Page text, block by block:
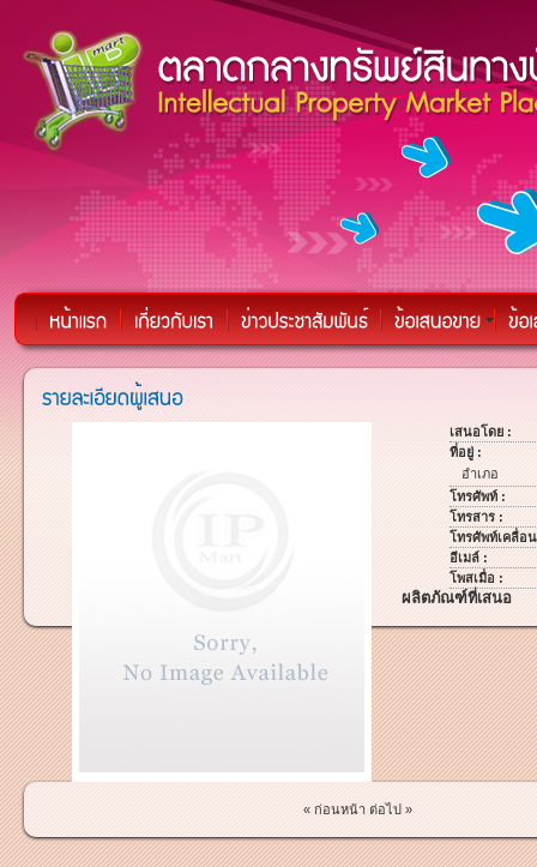
เสนอโดย :
ที่อยู่ :
อำเภอ
โทรศัพท์ :
โทรสาร :
โทรศัพท์เคลื่อ
อีเมล์ :
โพสเมื่อ :
ผลิตภัณฑ์ที่เสนอ
« ก่อนหน้า ต่อไป »